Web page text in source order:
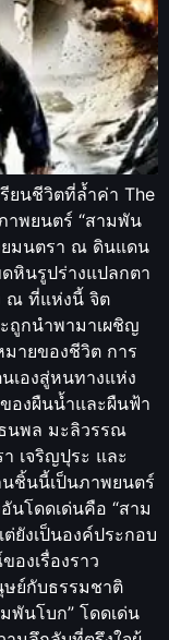
ยนชีวิตที่ล้ำค่า The
าพยนตร์ “สามพัน
ยมนตรา ณ ดินแดน
หินรูปร่างแปลกตา
ณ ที่แห่งนี้ จิต
ถูกนำพามาเผชิญ
ายของชีวิต การ
เองสู่หนทางแห่ง
องผืนน้ำและผืนฟ้า
นพล มะลิวรรณ
เจริญปุระ และ
นชิ้นนี้เป็นภาพยนตร์
โดดเด่นคือ “สาม
ยังเป็นองค์ประกอบ
งเรื่องราว
ย์กับธรรมชาติ
พันโบก” โดดเด่น